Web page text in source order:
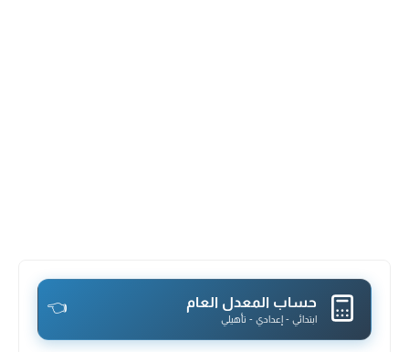
حساب المعدل العام
ابتدائي - إعدادي - تأهيلي
👈